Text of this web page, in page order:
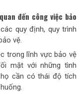
đến công việc bảo
quy định, quy trình
vệ.
trong lĩnh vực bảo vệ
mặt với những tình
cần có thái độ tích